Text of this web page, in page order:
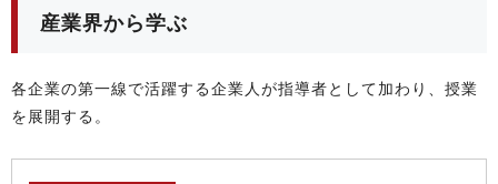
産業界から学ぶ
各企業の第一線で活躍する企業人が指導者として加わり、授業
を展開する。